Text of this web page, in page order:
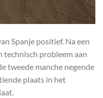
Spanje positief. Na een
technisch probleem aan
tweede manche negende
plaats in het